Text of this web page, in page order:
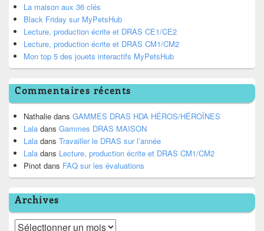
La maison aux 36 clés
Black Friday sur MyPetsHub
Lecture, production écrite et DRAS CE1/CE2
Lecture, production écrite et DRAS CM1/CM2
Mon top 5 des jouets interactifs MyPetsHub
Commentaires récents
Nathalie dans GAMMES DRAS HDA HÉROS/HÉROÏNES
Lala dans Gammes DRAS MAISON
Lala dans Travailler le DRAS sur l’année
Lala dans Lecture, production écrite et DRAS CM1/CM2
Pinot dans FAQ sur les évaluations
Archives
Archives